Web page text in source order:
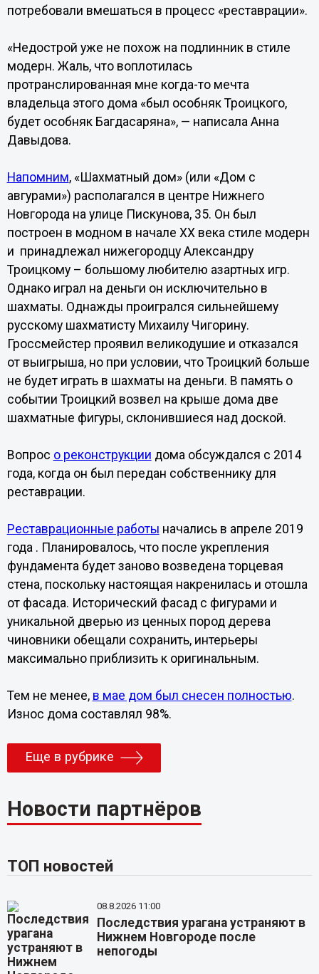
потребовали вмешаться в процесс «реставрации».
«Недострой уже не похож на подлинник в стиле
модерн. Жаль, что воплотилась
протранслированная мне когда-то мечта
владельца этого дома «был особняк Троицкого,
будет особняк Багдасаряна», — написала Анна
Давыдова.
Напомним, «Шахматный дом» (или «Дом с
авгурами») располагался в центре Нижнего
Новгорода на улице Пискунова, 35. Он был
построен в модном в начале ХХ века стиле модерн
и принадлежал нижегородцу Александру
Троицкому – большому любителю азартных игр.
Однако играл на деньги он исключительно в
шахматы. Однажды проигрался сильнейшему
русскому шахматисту Михаилу Чигорину.
Гроссмейстер проявил великодушие и отказался
от выигрыша, но при условии, что Троицкий больше
не будет играть в шахматы на деньги. В память о
событии Троицкий возвел на крыше дома две
шахматные фигуры, склонившиеся над доской.
Вопрос о реконструкции дома обсуждался с 2014
года, когда он был передан собственнику для
реставрации.
Реставрационные работы начались в апреле 2019
года . Планировалось, что после укрепления
фундамента будет заново возведена торцевая
стена, поскольку настоящая накренилась и отошла
от фасада. Исторический фасад с фигурами и
уникальной дверью из ценных пород дерева
чиновники обещали сохранить, интерьеры
максимально приблизить к оригинальным.
Тем не менее, в мае дом был снесен полностью.
Износ дома составлял 98%.
Еще в рубрике
Новости партнёров
ТОП новостей
08.8.2026 11:00
Последствия урагана устраняют в
Нижнем Новгороде после
непогоды